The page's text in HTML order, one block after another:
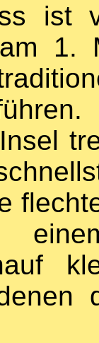
ist